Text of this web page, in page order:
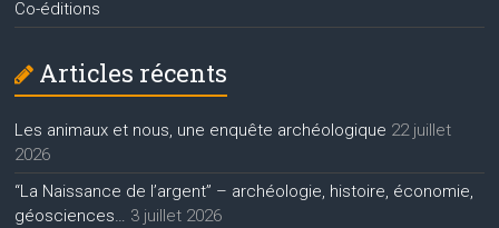
Co-éditions
Articles récents
Les animaux et nous, une enquête archéologique 22 juillet
2026
“La Naissance de l’argent” – archéologie, histoire, économie,
géosciences… 3 juillet 2026